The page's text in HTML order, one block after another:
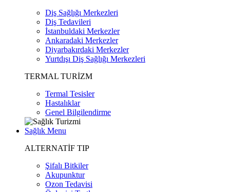
Diş Sağlığı Merkezleri
Diş Tedavileri
İstanbuldaki Merkezler
Ankaradaki Merkezler
Diyarbakırdaki Merkezler
Yurtdışı Diş Sağlığı Merkezleri
TERMAL TURİZM
Termal Tesisler
Hastalıklar
Genel Bilgilendirme
Sağlık Menu
ALTERNATİF TIP
Şifalı Bitkiler
Akupunktur
Ozon Tedavisi